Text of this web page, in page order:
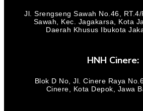
Jl. Srengseng Sawah No.46,
Sawah, Kec. Jagakarsa, Kota
Daerah Khusus Ibukota
HNH Cinere:
Blok D No, Jl. Cinere Raya
Cinere, Kota Depok, Jawa